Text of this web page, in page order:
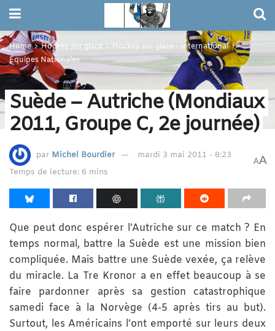
Home Hockey sur glace
Hockey sur glace - International
Équipes Nationales
Suède – Autriche (Mondiaux
2011, Groupe C, 2e journée)
par Michel Bourdier
mardi 3 mai 2011 - 8:23
Temps de lecture: 6 mins
AA
Que peut donc espérer l’Autriche sur ce match ? En
temps normal, battre la Suède est une mission bien
compliquée. Mais battre une Suède vexée, ça relève
du miracle. La Tre Kronor a en effet beaucoup à se
faire pardonner après sa gestion catastrophique
samedi face à la Norvège (4-5 après tirs au but).
Surtout, les Américains l’ont emporté sur leurs deux